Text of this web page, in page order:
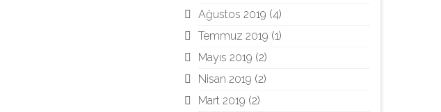
Ağustos 2019 (4)
Temmuz 2019 (1)
Mayıs 2019 (2)
Nisan 2019 (2)
Mart 2019 (2)